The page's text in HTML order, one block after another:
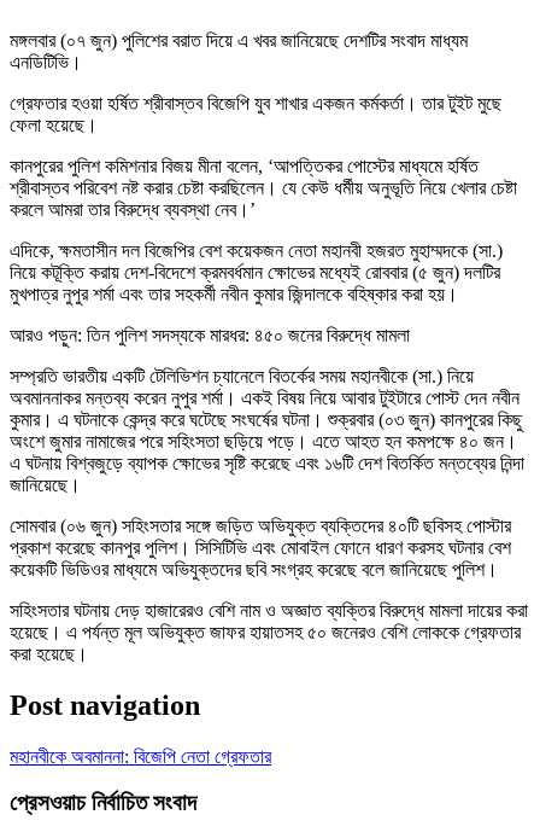
মঙ্গলবার (০৭ জুন) পুলিশের বরাত দিয়ে এ খবর জানিয়েছে দেশটির সংবাদ মাধ্যম
এনডিটিভি।
গ্রেফতার হওয়া হর্ষিত শ্রীবাস্তব বিজেপি যুব শাখার একজন কর্মকর্তা। তার টুইট মুছে
ফেলা হয়েছে।
কানপুরের পুলিশ কমিশনার বিজয় মীনা বলেন, ‘আপত্তিকর পোস্টের মাধ্যমে হর্ষিত
শ্রীবাস্তব পরিবেশ নষ্ট করার চেষ্টা করছিলেন। যে কেউ ধর্মীয় অনুভূতি নিয়ে খেলার চেষ্টা
করলে আমরা তার বিরুদ্ধে ব্যবস্থা নেব।’
এদিকে, ক্ষমতাসীন দল বিজেপির বেশ কয়েকজন নেতা মহানবী হজরত মুহাম্মদকে (সা.)
নিয়ে কটূক্তি করায় দেশ-বিদেশে ক্রমবর্ধমান ক্ষোভের মধ্যেই রোববার (৫ জুন) দলটির
মুখপাত্র নুপুর শর্মা এবং তার সহকর্মী নবীন কুমার জিন্দালকে বহিষ্কার করা হয়।
আরও পড়ুন: তিন পুলিশ সদস্যকে মারধর: ৪৫০ জনের বিরুদ্ধে মামলা
সম্প্রতি ভারতীয় একটি টেলিভিশন চ্যানেলে বিতর্কের সময় মহানবীকে (সা.) নিয়ে
অবমাননাকর মন্তব্য করেন নুপুর শর্মা। একই বিষয় নিয়ে আবার টুইটারে পোস্ট দেন নবীন
কুমার। এ ঘটনাকে কেন্দ্র করে ঘটেছে সংঘর্ষের ঘটনা। শুক্রবার (০৩ জুন) কানপুরের কিছু
অংশে জুমার নামাজের পরে সহিংসতা ছড়িয়ে পড়ে। এতে আহত হন কমপক্ষে ৪০ জন।
এ ঘটনায় বিশ্বজুড়ে ব্যাপক ক্ষোভের সৃষ্টি করেছে এবং ১৬টি দেশ বিতর্কিত মন্তব্যের নিন্দা
জানিয়েছে।
সোমবার (০৬ জুন) সহিংসতার সঙ্গে জড়িত অভিযুক্ত ব্যক্তিদের ৪০টি ছবিসহ পোস্টার
প্রকাশ করেছে কানপুর পুলিশ। সিসিটিভি এবং মোবাইল ফোনে ধারণ করসহ ঘটনার বেশ
কয়েকটি ভিডিওর মাধ্যমে অভিযুক্তদের ছবি সংগ্রহ করেছে বলে জানিয়েছে পুলিশ।
সহিংসতার ঘটনায় দেড় হাজারেরও বেশি নাম ও অজ্ঞাত ব্যক্তির বিরুদ্ধে মামলা দায়ের করা
হয়েছে। এ পর্যন্ত মূল অভিযুক্ত জাফর হায়াতসহ ৫০ জনেরও বেশি লোককে গ্রেফতার
করা হয়েছে।
Post navigation
মহানবীকে অবমাননা: বিজেপি নেতা গ্রেফতার
প্রেসওয়াচ নির্বাচিত সংবাদ